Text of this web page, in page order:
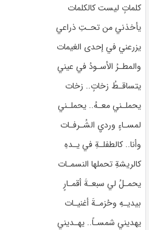
كلماتٍ ليست كالكلمات
يأخذني من تحـتِ ذراعي
يزرعني في إحدى الغيمات
والمطـرُ الأسـودُ في عيني
يتساقـطُ زخاتٍ.. زخات
يحملـني معـهُ.. يحملـني
لمسـاءٍ ورديِ الشُـرفـات
وأنا.. كالطفلـةِ في يـدهِ
كالريشةِ تحملها النسمـات
يحمـلُ لي سبعـةَ أقمـارٍ
بيديـهِ وحُزمـةَ أغنيـات
يهديني شمسـاً.. يهـديني